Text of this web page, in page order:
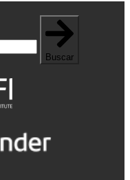
Buscar